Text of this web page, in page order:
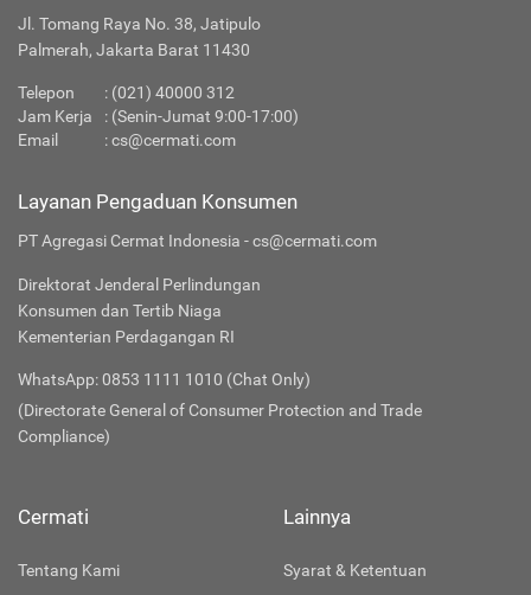
Jl. Tomang Raya No. 38, Jatipulo
Palmerah, Jakarta Barat 11430
Telepon : (021) 40000 312
Jam Kerja
: (Senin-Jumat 9:00-17:00)
Email
:cs@cermati.com
Layanan Pengaduan Konsumen
PT Agregasi Cermat Indonesia - cs@cermati.com
Direktorat Jenderal Perlindungan
Konsumen dan Tertib Niaga
Kementerian Perdagangan RI
WhatsApp: 0853 1111 1010 (Chat Only)
(Directorate General of Consumer Protection and Trade
Compliance)
Cermati
Tentang Kami
Lainnya
Syarat & Ketentuan